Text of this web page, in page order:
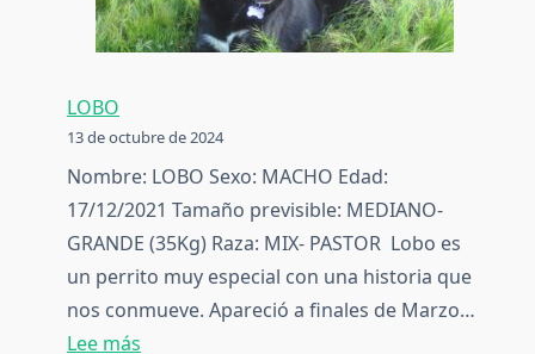
LOBO
13 de octubre de 2024
Nombre: LOBO Sexo: MACHO Edad:
17/12/2021 Tamaño previsible: MEDIANO-
GRANDE (35Kg) Raza: MIX- PASTOR Lobo es
un perrito muy especial con una historia que
nos conmueve. Apareció a finales de Marzo…
Lee más